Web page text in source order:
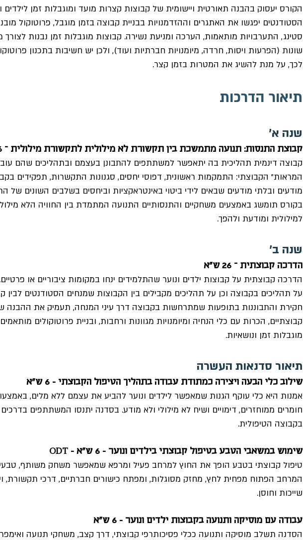
הקורס יעסוק בהבנה תאורטית ויישומית של קבוצות קצרות מועד ומוגבלות זמן לילדים
הסטודנטים יפגשו את האתגרים וההזדמנויות בבניית קבוצה בזמן מוגבל, פרוטוקול
סטינג, התערבויות מותאמות, הערכה ומניעת נשירה. קבוצות מוגבלות זמן נבנות לצורך
שונות (הפרעות ויסות, חרדה, מיומנויות חברתיות ועוד), ולכן יש חשיבות בתכנון
לכך, על מנת להשיג את המטרות בזמן קצר.
תיאור הדרכות
שנה א'
קבוצת התנסות: תנועה מתמשכת בין תקשורת לא מילולית לתקשורת מילולית – 26 ש"א
קבוצה דינמית תהליכית בה יתאפשר למשתתפים להתבונן בעצמם ובתהליכים שהם
המראות" הקבוצתי: התמקמות ראשונית, דפוסי יחסים, סגנונות התקשרות, תפקידים
מודעים ובלתי מודעים שבאים לידי ביטוי באינטראקציות וביחסים בשלבים השונים של
בקורס תומשג באמצעים משחקיים והתנסותיים התנועה המתמדת בין החוויה הלא
למילולית ומודעת ולהפך.
שנה ב'
הדרכה קבוצתית – 26 ש"א
הדרכה קבוצתית על קבוצות ילדים ונוער שהתלמידים ינחו במקומות ציבוריים או
על תהליכים בקבוצה וכן על תהליכים מקבילים בין הקבוצות שמנחים הסטודנטים
חקירת והתבוננות בתופעות שמתרחשות בקבוצה דרך עיני המנחה, תעמיק את ההבנה
קבוצתיים, הכרות עם כלי הנחיה ומיומנויות מגוונות ורחבות, ובניית פרוטוקולים
מוגבלות זמן ונושאיות.
תיאור סדנאות העשרה
שילוב כלי הבעה ויצירה כמתודת עבודה בתהליך הטיפול הקבוצתי - 6 ש"א
אמנות היא כלי עוקף הגנות שמאפשר לילדים ונוער להביע את עצמם ללא מלים,
חומרים ממוחזרים, דימויים ושיח לא מילולי ולא מודע. בסדנה יתנסו המשתתפים
בקבוצה הטיפולית.
ODT - שימוש במשאבי הטבע בטיפול קבוצתי בילדים ונוער - 6 ש"א
טיפול קבוצתי בטבע הופך את החוץ למרחב פעיל ומרפא שמאפשר משחק משותף, טבעי
המרחב הפתוח מפחית לחץ, מחזק מסוגלות, ומפתח כישורים חברתיים, דרכי תקשורת,
שייכות וחוסן.
עבודה עם מוסיקה ותנועה בקבוצות ילדים ונוער - 6 ש"א
הסדנה תשלב מוסיקה ותנועה ככלי פסיכותרפי קבוצתי, דרך קצב, משחקי תנועה